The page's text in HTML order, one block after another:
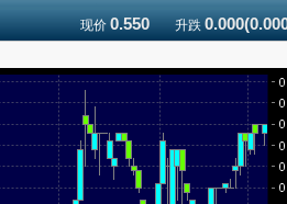
现价 0.550 升跌